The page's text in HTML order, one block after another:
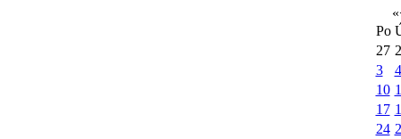
«
Po
27
3
4
10
17
24